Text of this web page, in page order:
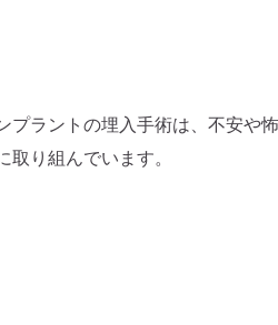
ラントの埋入手術は、不安や
り組んでいます。